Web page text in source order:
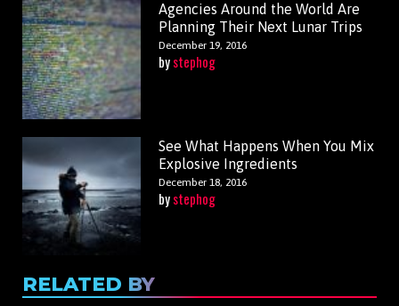
Agencies Around the World Are
Planning Their Next Lunar Trips
December 19, 2016
bystephog
See What Happens When You Mix
Explosive Ingredients
December 18, 2016
bystephog
RELATED BY